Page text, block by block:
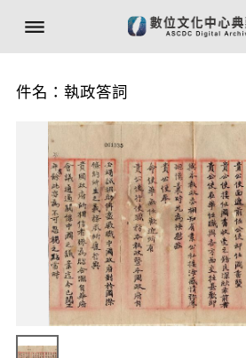
件名：執政答詞